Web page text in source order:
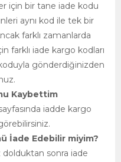
için bir tane iade kodu
aynı kod ile tek bir
farklı zamanlarda
farklı iade kargo kodları
gönderdiğinizden
Kaybettim
iadde kargo
İade Edebilir miyim?
sonra iade